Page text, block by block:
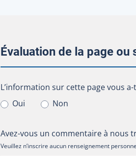
Évaluation de la page ou
L’information sur cette page vous
L’information sur cette page vous
Oui
Non
Avez-vous un commentaire à nous
Veuillez n’inscrire aucun renseignement